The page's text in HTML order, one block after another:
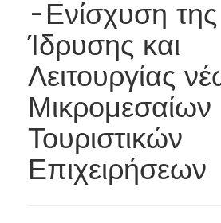
-Ενίσχυση της
Ίδρυσης και
Λειτουργίας
Μικρομεσαίων
Τουριστικών
Επιχειρήσεων